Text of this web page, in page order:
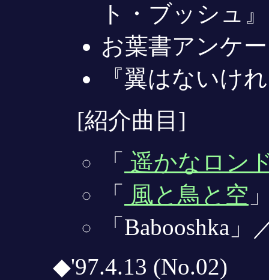
ト・ブッシュ』
お葉書アンケ
『翼はないけ
[紹介曲目]
「 遥かなロン
「
風と鳥と空
「Babooshka」
◆'97.4.13 (No.02)